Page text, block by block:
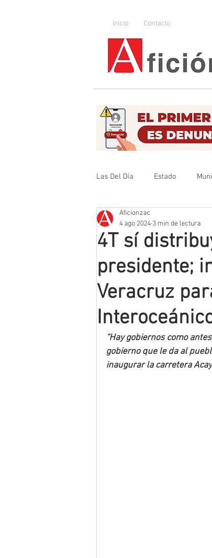
Inicio Contacto
Las Del Día Estado
Que no se olvide
Mineros LNBP
4T sí
presidente;
Veracruz
Aficionzac
4 ago 2024 3 min de lectura
“Hay gobiernos como
gobierno que le da al
inaugurar la carretera